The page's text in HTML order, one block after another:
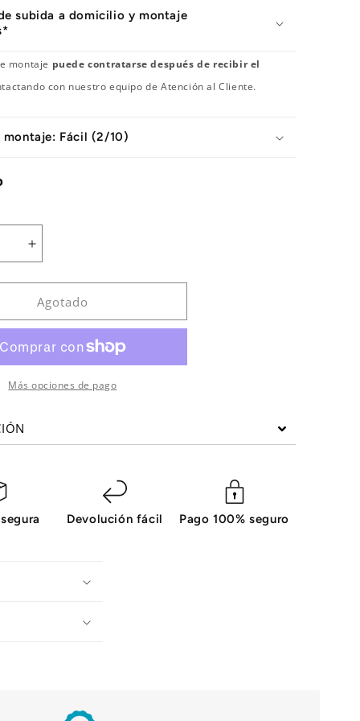
subida a domicilio y montaje
montaje puede contratarse después de recibir el
con nuestro equipo de Atención al Cliente.
montaje: Fácil (2/10)
Aumentar
cantidad
para
Bicicleta
de
indoor
-
Freno
Agotado
Más opciones de pago
Devolución fácil Pago 100% seguro